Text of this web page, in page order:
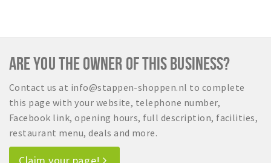
ARE YOU THE OWNER OF THIS BUSINESS?
Contact us at info@stappen-shoppen.nl to complete
this page with your website, telephone number,
Facebook link, opening hours, full description, facilities,
restaurant menu, deals and more.